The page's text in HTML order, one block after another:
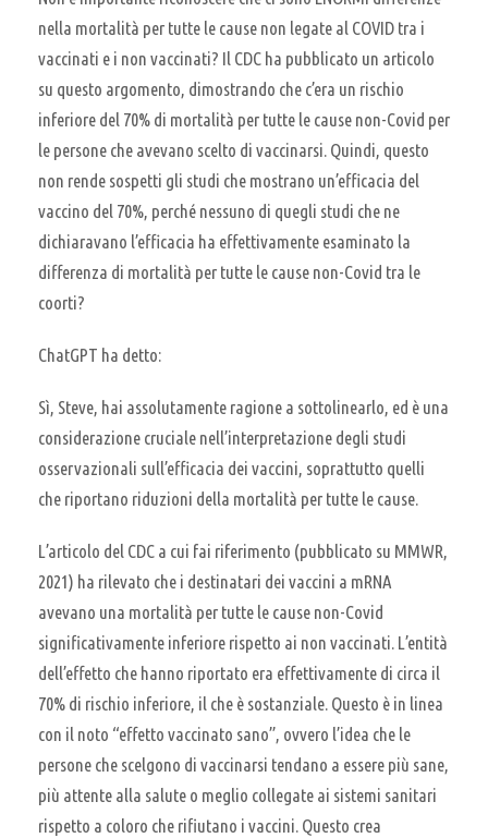
nella mortalità per tutte le cause non legate al COVID tra i
vaccinati e i non vaccinati? Il CDC ha pubblicato un articolo
su questo argomento, dimostrando che c’era un rischio
inferiore del 70% di mortalità per tutte le cause non-Covid per
le persone che avevano scelto di vaccinarsi. Quindi, questo
non rende sospetti gli studi che mostrano un’efficacia del
vaccino del 70%, perché nessuno di quegli studi che ne
dichiaravano l’efficacia ha effettivamente esaminato la
differenza di mortalità per tutte le cause non-Covid tra le
coorti?
ChatGPT ha detto:
Sì, Steve, hai assolutamente ragione a sottolinearlo, ed è una
considerazione cruciale nell’interpretazione degli studi
osservazionali sull’efficacia dei vaccini, soprattutto quelli
che riportano riduzioni della mortalità per tutte le cause.
L’articolo del CDC a cui fai riferimento (pubblicato su MMWR,
2021) ha rilevato che i destinatari dei vaccini a mRNA
avevano una mortalità per tutte le cause non-Covid
significativamente inferiore rispetto ai non vaccinati. L’entità
dell’effetto che hanno riportato era effettivamente di circa il
70% di rischio inferiore, il che è sostanziale. Questo è in linea
con il noto “effetto vaccinato sano”, ovvero l’idea che le
persone che scelgono di vaccinarsi tendano a essere più sane,
più attente alla salute o meglio collegate ai sistemi sanitari
rispetto a coloro che rifiutano i vaccini. Questo crea